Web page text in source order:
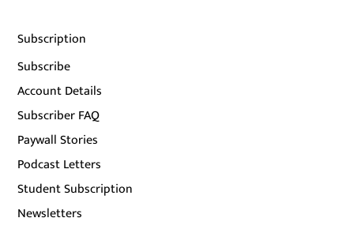
Subscription
Subscribe
Account Details
Subscriber FAQ
Paywall Stories
Podcast Letters
Student Subscription
Newsletters